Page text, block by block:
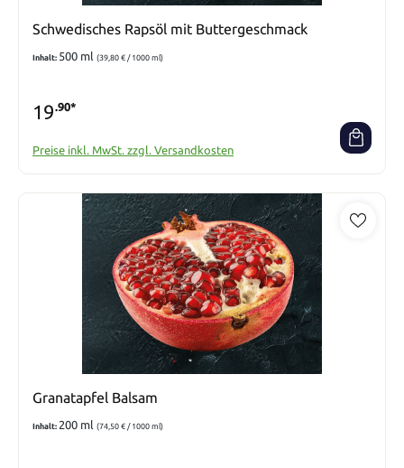
Schwedisches Rapsöl mit Buttergeschmack
Inhalt: 500 ml (39,80 € / 1000 ml)
19.90*
Preise inkl. MwSt. zzgl. Versandkosten
Granatapfel Balsam
Inhalt: 200 ml (74,50 € / 1000 ml)